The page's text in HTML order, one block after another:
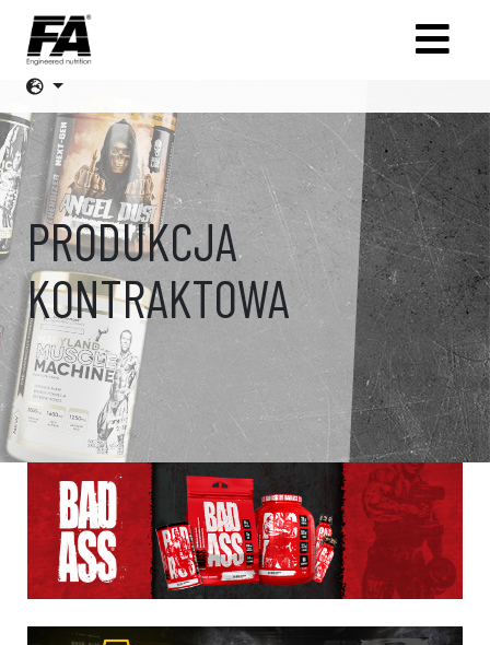
PRODUKCJA
KONTRAKTOWA